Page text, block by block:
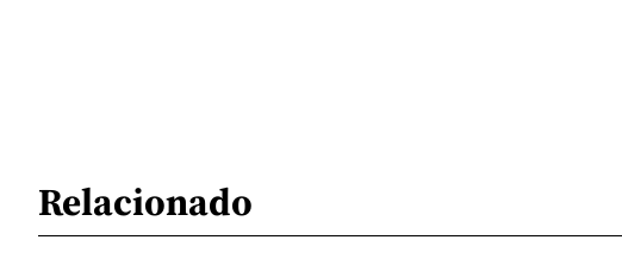
Relacionado